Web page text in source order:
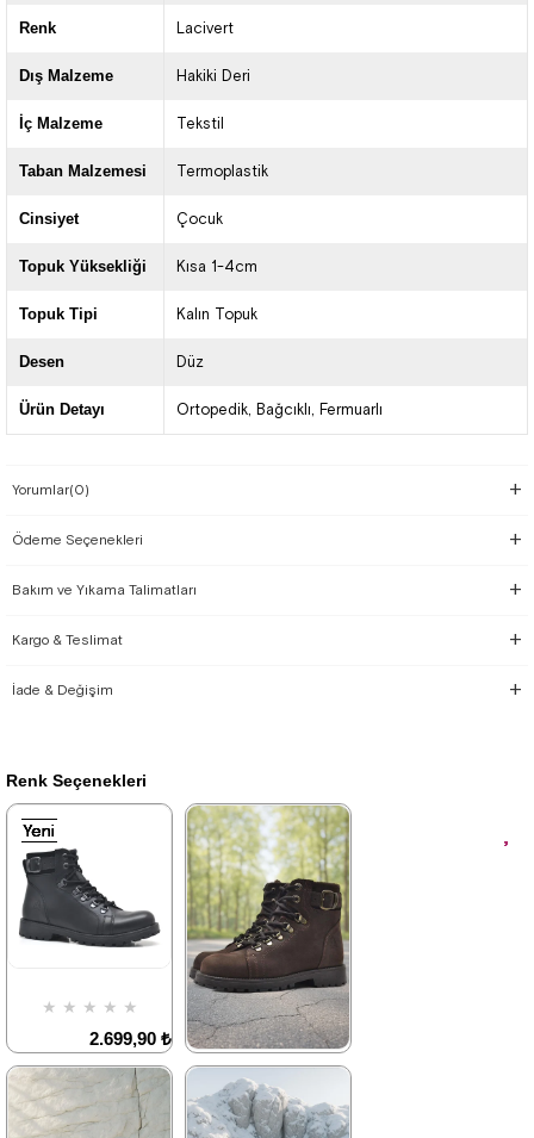
Renk Lacivert
Dış Malzeme Hakiki Deri
İç Malzeme Tekstil
Taban Malzemesi Termoplastik
Cinsiyet Çocuk
Topuk Yüksekliği Kısa 1-4cm
Topuk Tipi Kalın Topuk
Desen Düz
Ürün Detayı Ortopedik Bağcıklı Fermuarlı
Yorumlar(0)
Ödeme Seçenekleri
Bakım ve Yıkama Talimatları
Kargo & Teslimat
İade & Değişim
Renk Seçenekleri
★ ★ ★ ★ ★
2.699,90 ₺
4.629,90 ₺
Yeni
Ürün
★ ★ ★ ★
2.699,90 ₺
Yeni
Ürün
Yeni
Ürün
Yeni
Ürün
Yeni
Ürün
Yeni
Ürün